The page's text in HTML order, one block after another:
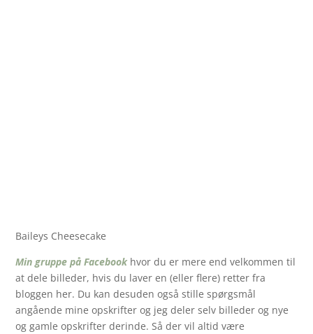
Baileys Cheesecake
Min gruppe på Facebookhvor du er mere end velkommen til
at dele billeder, hvis du laver en (eller flere) retter fra
bloggen her. Du kan desuden også stille spørgsmål
angående mine opskrifter og jeg deler selv billeder og nye
og gamle opskrifter derinde. Så der vil altid være